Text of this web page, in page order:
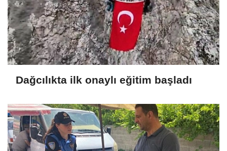
Dağcılıkta ilk onaylı eğitim başladı